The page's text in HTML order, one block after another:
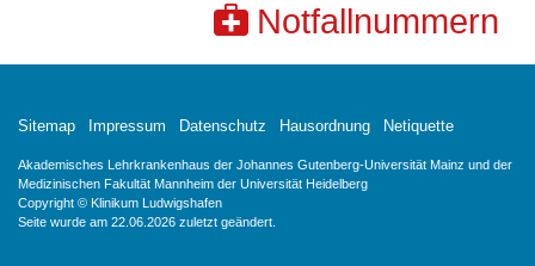
Notfallnummern
Sitemap Impressum Datenschutz Hausordnung Netiquette
Akademisches Lehrkrankenhaus der Johannes Gutenberg-Universität Mainz und der
Medizinischen Fakultät Mannheim der Universität Heidelberg
Copyright © Klinikum Ludwigshafen
Seite wurde am 22.06.2026 zuletzt geändert.